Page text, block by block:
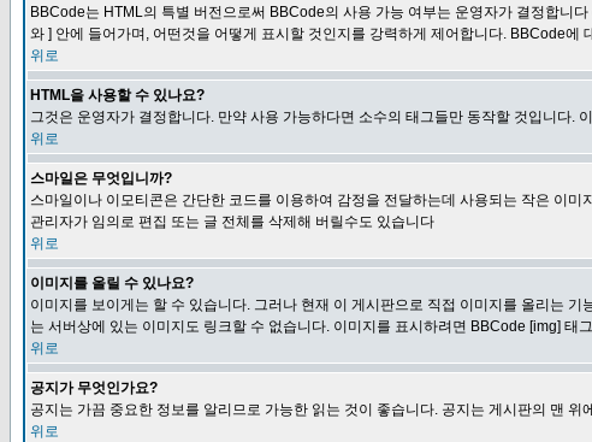
BBCode는 HTML의 특별 버전으로써 BBCode의 사용 가능 여부는 운영자가 결정합니
와 ] 안에 들어가며, 어떤것을 어떻게 표시할 것인지를 강력하게 제어합니다. BBCode에
위로
HTML을 사용할 수 있나요?
그것은 운영자가 결정합니다. 만약 사용 가능하다면 소수의 태그들만 동작할 것입니다.
위로
스마일은 무엇입니까?
스마일이나 이모티콘은 간단한 코드를 이용하여 감정을 전달하는데 사용되는 작은 이
관리자가 임의로 편집 또는 글 전체를 삭제해 버릴수도 있습니다
위로
이미지를 올릴 수 있나요?
이미지를 보이게는 할 수 있습니다. 그러나 현재 이 게시판으로 직접 이미지를 올리는
는 서버상에 있는 이미지도 링크할 수 없습니다. 이미지를 표시하려면 BBCode [img] 태
위로
공지가 무엇인가요?
공지는 가끔 중요한 정보를 알리므로 가능한 읽는 것이 좋습니다. 공지는 게시판의 맨
위로